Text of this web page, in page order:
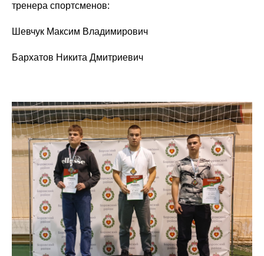
тренера спортсменов:
Шевчук Максим Владимирович
Бархатов Никита Дмитриевич